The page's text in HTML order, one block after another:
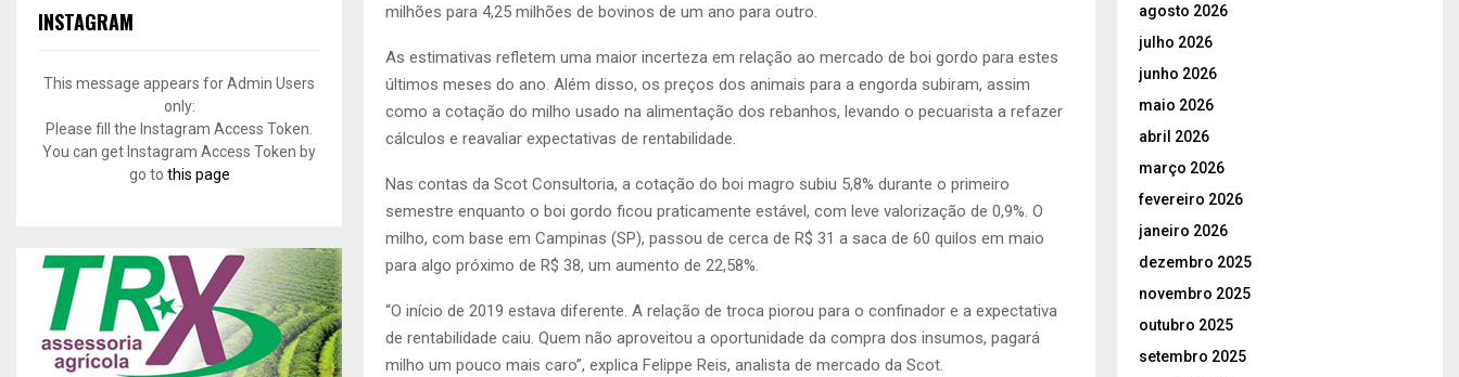
milhões para 4,25 milhões de bovinos de um ano para outro.
As estimativas refletem uma maior incerteza em relação ao mercado de boi gordo para estes
últimos meses do ano. Além disso, os preços dos animais para a engorda subiram, assim
como a cotação do milho usado na alimentação dos rebanhos, levando o pecuarista a refazer
cálculos e reavaliar expectativas de rentabilidade.
Nas contas da Scot Consultoria, a cotação do boi magro subiu 5,8% durante o primeiro
semestre enquanto o boi gordo ficou praticamente estável, com leve valorização de 0,9%. O
milho, com base em Campinas (SP), passou de cerca de R$ 31 a saca de 60 quilos em maio
para algo próximo de R$ 38, um aumento de 22,58%.
“O início de 2019 estava diferente. A relação de troca piorou para o confinador e a expectativa
de rentabilidade caiu. Quem não aproveitou a oportunidade da compra dos insumos, pagará
milho um pouco mais caro”, explica Felippe Reis, analista de mercado da Scot.
INSTAGRAM
This message appears for Admin Users
only:
Please fill the Instagram Access Token.
You can get Instagram Access Token by
go to this page
agosto 2026
julho 2026
junho 2026
maio 2026
abril 2026
março 2026
fevereiro 2026
janeiro 2026
dezembro 2025
novembro 2025
outubro 2025
setembro 2025